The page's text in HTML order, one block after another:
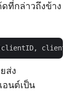
ที่กล่าวถึงข้าง
ส่ง
อนต์เป็น